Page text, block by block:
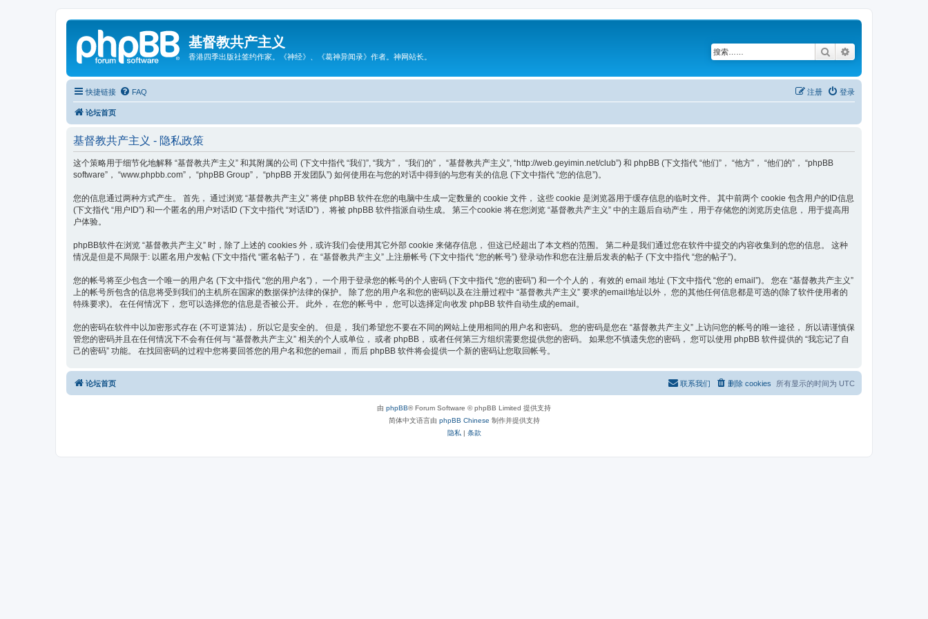
基督教共产主义
香港四季出版社签约作家。《神经》、《葛神异闻录》作者。神网站长。 搜索
快捷链接 FAQ 登录
注册
论坛首页
基督教共产主义 - 隐私政策
这个策略用于细节化地解释 “基督教共产主义” 和其附属的公司 (下文中指代 “我们”, “我方”， “我们的”， “基督教共产主义”, “http://web.geyimin.net/club”) 和 phpBB (下文指代 “他们”， “他方”， “他们的”， “phpBB
software”， “www.phpbb.com”， “phpBB Group”， “phpBB 开发团队”) 如何使用在与您的对话中得到的与您有关的信息 (下文中指代 “您的信息”)。
您的信息通过两种方式产生。 首先， 通过浏览 “基督教共产主义” 将使 phpBB 软件在您的电脑中生成一定数量的 cookie 文件， 这些 cookie 是浏览器用于缓存信息的临时文件。 其中前两个 cookie 包含用户的ID信息
(下文指代 “用户ID”) 和一个匿名的用户对话ID (下文中指代 “对话ID”)， 将被 phpBB 软件指派自动生成。 第三个cookie 将在您浏览 “基督教共产主义” 中的主题后自动产生， 用于存储您的浏览历史信息， 用于提高用
户体验。
phpBB软件在浏览 “基督教共产主义” 时，除了上述的 cookies 外，或许我们会使用其它外部 cookie 来储存信息， 但这已经超出了本文档的范围。 第二种是我们通过您在软件中提交的内容收集到的您的信息。 这种
情况是但是不局限于: 以匿名用户发帖 (下文中指代 “匿名帖子”)， 在 “基督教共产主义” 上注册帐号 (下文中指代 “您的帐号”) 登录动作和您在注册后发表的帖子 (下文中指代 “您的帖子”)。
您的帐号将至少包含一个唯一的用户名 (下文中指代 “您的用户名”)， 一个用于登录您的帐号的个人密码 (下文中指代 “您的密码”) 和一个个人的， 有效的 email 地址 (下文中指代 “您的 email”)。 您在 “基督教共产主义”
上的帐号所包含的信息将受到我们的主机所在国家的数据保护法律的保护。 除了您的用户名和您的密码以及在注册过程中 “基督教共产主义” 要求的email地址以外， 您的其他任何信息都是可选的(除了软件使用者的
特殊要求)。 在任何情况下， 您可以选择您的信息是否被公开。 此外， 在您的帐号中， 您可以选择定向收发 phpBB 软件自动生成的email。
您的密码在软件中以加密形式存在 (不可逆算法)， 所以它是安全的。 但是， 我们希望您不要在不同的网站上使用相同的用户名和密码。 您的密码是您在 “基督教共产主义” 上访问您的帐号的唯一途径， 所以请谨慎保
管您的密码并且在任何情况下不会有任何与 “基督教共产主义” 相关的个人或单位， 或者 phpBB， 或者任何第三方组织需要您提供您的密码。 如果您不慎遗失您的密码， 您可以使用 phpBB 软件提供的 “我忘记了自
己的密码” 功能。 在找回密码的过程中您将要回答您的用户名和您的email， 而后 phpBB 软件将会提供一个新的密码让您取回帐号。
论坛首页 所有显示的时间为 UTC
删除 cookies
联系我们
由 phpBB® Forum Software © phpBB Limited 提供支持
简体中文语言由 phpBB Chinese 制作并提供支持
隐私 | 条款